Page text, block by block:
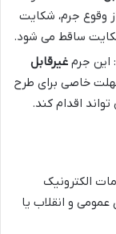
وقوع جرم، شکایت
ساقط می شود.
غیرقابل
خاصی برای طرح
اقدام کند.
الکترونیک
و انقلاب یا